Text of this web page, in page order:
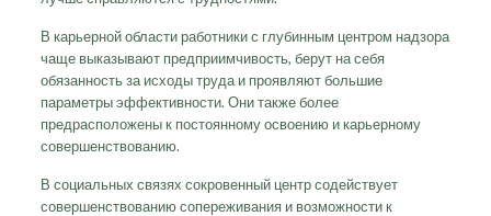
В карьерной области работники с глубинным центром надзора
чаще выказывают предприимчивость, берут на себя
обязанность за исходы труда и проявляют большие
параметры эффективности. Они также более
предрасположены к постоянному освоению и карьерному
совершенствованию.
В социальных связях сокровенный центр содействует
совершенствованию сопереживания и возможности к